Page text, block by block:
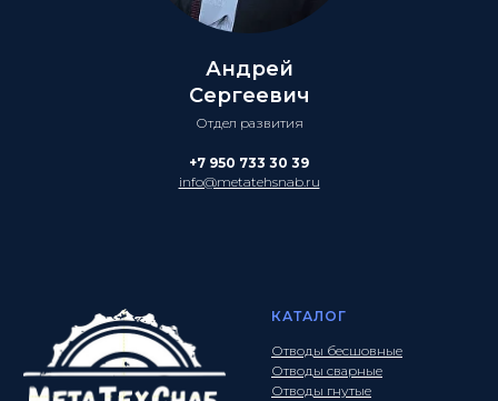
Андрей
Сергеевич
Отдел развития
+7 950 733 30 39
info@metatehsnab.ru
КАТАЛОГ
Отводы бесшовные
Отводы сварные
Отводы гнутые